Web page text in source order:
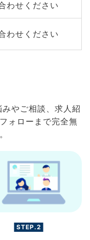
わせください
わせください
やご相談、求人紹
ォローまで完全無
STEP.2